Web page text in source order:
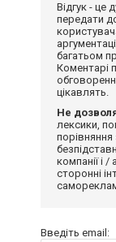
Відгук - це
передати
багатьом
Коментарі
цікавлять.
Не
лексики,
компанії і
сторонні
Введіть email: